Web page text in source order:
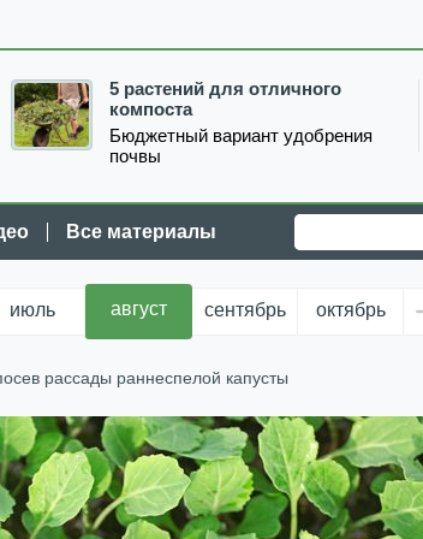
5 растений для отличного
компоста
Бюджетный вариант удобрения
почвы
Все материалы
июль август сентябрь октябрь
рассады раннеспелой капусты